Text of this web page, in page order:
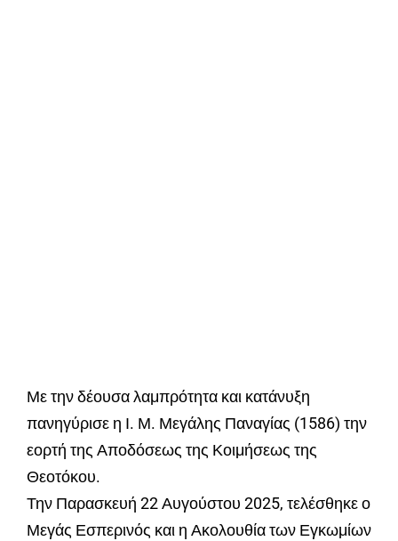
Με την δέουσα λαμπρότητα και κατάνυξη
πανηγύρισε η Ι. Μ. Μεγάλης Παναγίας (1586) την
εορτή της Αποδόσεως της Κοιμήσεως της
Θεοτόκου.
Την Παρασκευή 22 Αυγούστου 2025, τελέσθηκε ο
Μεγάς Εσπερινός και η Ακολουθία των Εγκωμίων